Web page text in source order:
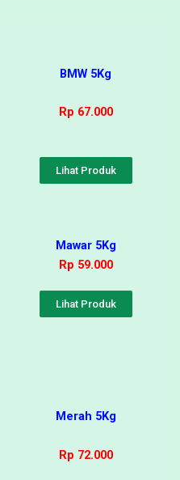
BMW 5Kg
Rp 67.000
Lihat Produk
Mawar 5Kg
Rp 59.000
Lihat Produk
Merah 5Kg
Rp 72.000